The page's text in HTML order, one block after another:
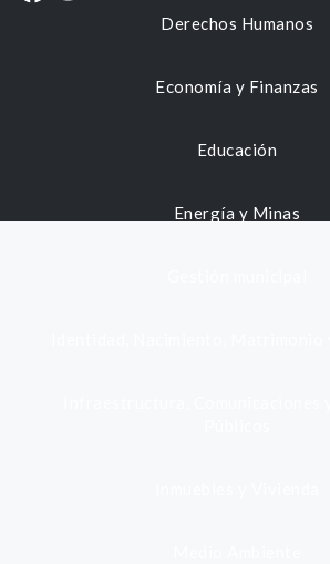
Derechos Humanos
Economía y Finanzas
Educación
Energía y Minas